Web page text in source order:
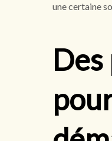
une certaine